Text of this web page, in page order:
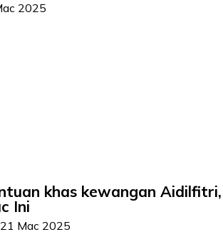
2025
khas kewangan Aidilfitri,
Ini
21 Mac 2025